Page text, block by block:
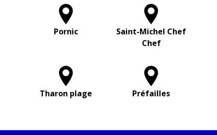
Pornic
Saint-Michel Chef
Chef
Tharon plage Préfailles